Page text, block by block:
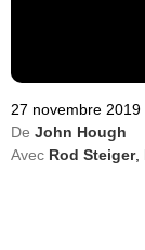
27 novembre 2019
De John Hough
Avec Rod Steiger,